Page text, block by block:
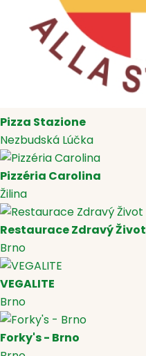
Pizza Stazione
Nezbudská Lúčka
Pizzéria Carolina
Žilina
Restaurace Zdravý Život
Brno
VEGALITE
Brno
Forky's - Brno